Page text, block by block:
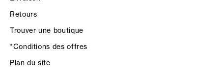
Retours
Trouver une boutique
*Conditions des offres
Plan du site